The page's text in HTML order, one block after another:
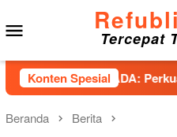
ke
konten
Tercepat
Konten Spesial
PESADA: Perkuat
Beranda Berita